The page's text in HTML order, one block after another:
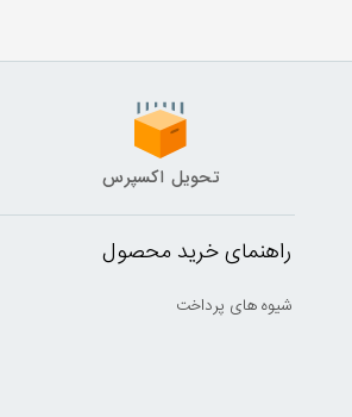
تحویل اکسپرس
راهنمای خرید محصول
شیوه های پرداخت